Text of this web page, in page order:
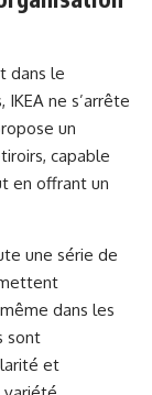
dans le
ne s’arrête
un
capable
en offrant un
une série de
dans les
sont
et